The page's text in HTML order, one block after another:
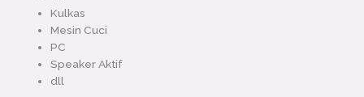
Kulkas
Mesin Cuci
PC
Speaker Aktif
dll